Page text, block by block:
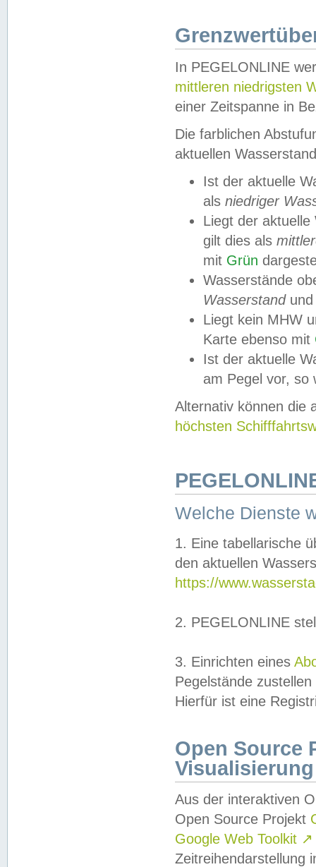
In PEGELONLINE
mittleren niedrigsten
einer Zeitspanne in
Die farblichen
aktuellen
Ist der aktuelle
als niedriger
Liegt der
gilt dies als
mit Grün
Wasserstände
Wasserstandund
Liegt kein MHW
Karte ebenso mit
Ist der aktuelle
am Pegel vor,
Alternativ können die
höchsten
Welche Dienste
1. Eine tabellarische
den aktuellen
https://
2. PEGELONLINE
3. Einrichten eines
Pegelstände
Hierfür ist eine
Open Source
Visualisierung
Aus der interaktiven
Open Source Projekt
Google Web Toolkit ↗
Zeitreihendarstellung